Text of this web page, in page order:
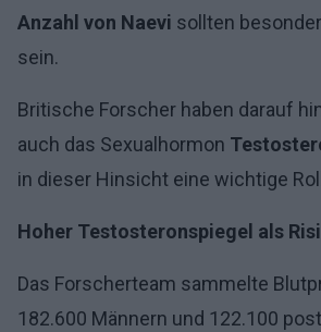
Anzahl von Naevi sollten
sein.
Britische Forscher haben darauf
auch das Sexualhormon
in dieser Hinsicht eine wichtige
Hoher Testosteronspiegel als
Das Forscherteam sammelte
182.600 Männern und 122.100